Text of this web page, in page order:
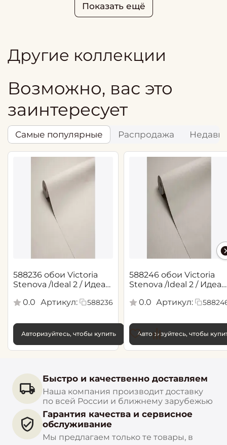
Показать ещё
Другие коллекции
Возможно, вас это
заинтересует
Самые популярные Распродажа
588236 обои Victoria
Stenova /Ideal 2 / Идеал
0.0
Артикул: 588236
Авторизуйтесь, чтобы купить
588246 обои Victoria
Stenova /Ideal 2 / Идеал
0.0 Артикул:
Авторизуйтесь, чтобы
Быстро и качественно доставляем
Наша компания производит доставку
по всей России и ближнему зарубежью
Гарантия качества и сервисное
обслуживание
Мы предлагаем только те товары, в